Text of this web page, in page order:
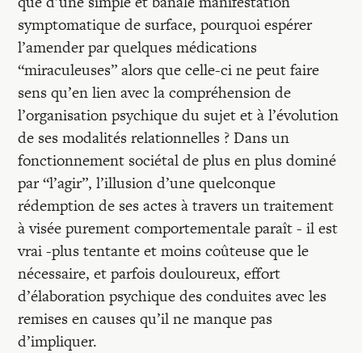
symptomatique de surface, pourquoi espérer
l’amender par quelques médications
“miraculeuses” alors que celle-ci ne peut faire
sens qu’en lien avec la compréhension de
l’organisation psychique du sujet et à l’évolution
de ses modalités relationnelles ? Dans un
fonctionnement sociétal de plus en plus dominé
par “l’agir”, l’illusion d’une quelconque
rédemption de ses actes à travers un traitement
à visée purement comportementale paraît - il est
vrai -plus tentante et moins coûteuse que le
nécessaire, et parfois douloureux, effort
d’élaboration psychique des conduites avec les
remises en causes qu’il ne manque pas
d’impliquer.